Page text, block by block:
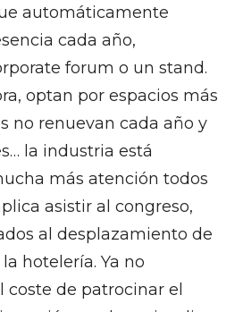
automáticamente
cada año,
forum o un stand.
optan por espacios más
no renuevan cada año y
la industria está
más atención todos
asistir al congreso,
al desplazamiento de
hotelería. Ya no
coste de patrocinar el